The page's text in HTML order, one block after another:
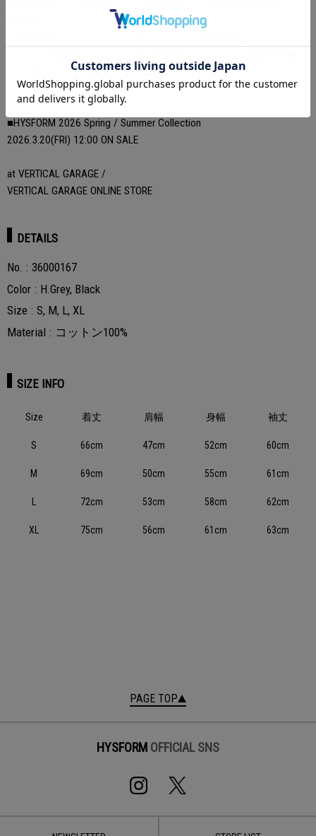
し出す”ちょうど良い”アイテム。
■HYSFORM 2026 Spring / Summer Collection
2026.3.20(FRI) 12:00 ON SALE
at VERTICAL GARAGE /
VERTICAL GARAGE ONLINE STORE
DETAILS
No.
36000167
Color
H.Grey, Black
Size
S, M, L, XL
Material
コットン100%
SIZE INFO
Size 着丈 肩幅 身幅 袖丈
S 66cm 47cm 52cm 60cm
M 69cm 50cm 55cm 61cm
72cm 53cm 58cm 62cm
XL 75cm 56cm 61cm 63cm
PAGE TOP
HYSFORM OFFICIAL SNS